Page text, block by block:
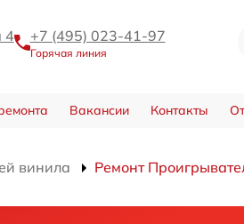
4 +7 (495) 023-41-97
Горячая линия
Вакансии Контакты
винила Ремонт